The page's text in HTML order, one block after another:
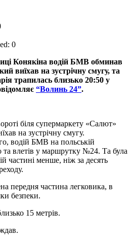
0
Конякіна водій БМВ обминав
виїхав на зустрічну смугу, та
трапилась близько 20:50 у
“Волинь 24”.
біля супермаркету «Салют»
на зустрічну смугу.
водій БМВ на польській
та влетів у маршрутку №24. Та була
частині менше, ніж за десять
передня частина легковика, в
безпеки.
15 метрів.